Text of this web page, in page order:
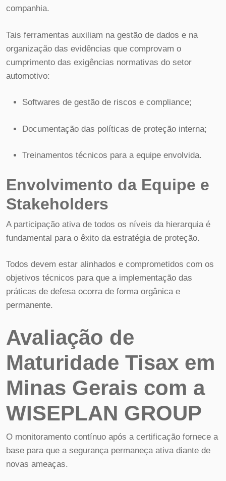
companhia.
Tais ferramentas auxiliam na gestão de dados e na
organização das evidências que comprovam o
cumprimento das exigências normativas do setor
automotivo:
Softwares de gestão de riscos e compliance;
Documentação das políticas de proteção interna;
Treinamentos técnicos para a equipe envolvida.
Envolvimento da Equipe e
Stakeholders
A participação ativa de todos os níveis da hierarquia é
fundamental para o êxito da estratégia de proteção.
Todos devem estar alinhados e comprometidos com os
objetivos técnicos para que a implementação das
práticas de defesa ocorra de forma orgânica e
permanente.
Avaliação de
Maturidade Tisax em
Minas Gerais com a
WISEPLAN GROUP
O monitoramento contínuo após a certificação fornece a
base para que a segurança permaneça ativa diante de
novas ameaças.